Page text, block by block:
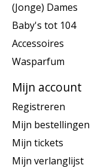
(Jonge) Dames
Baby's tot 104
Accessoires
Wasparfum
Mijn account
Registreren
Mijn bestellingen
Mijn tickets
Mijn verlanglijst